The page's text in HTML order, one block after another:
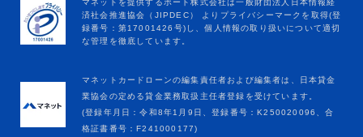
マネットカードローンの編集責任者および編集者は、日本貸金
業協会の定める貸金業務取扱主任者登録を受けています。
(登録年月日：令和8年1月9日、登録番号：K250020096、合
格証書番号：F241000177)